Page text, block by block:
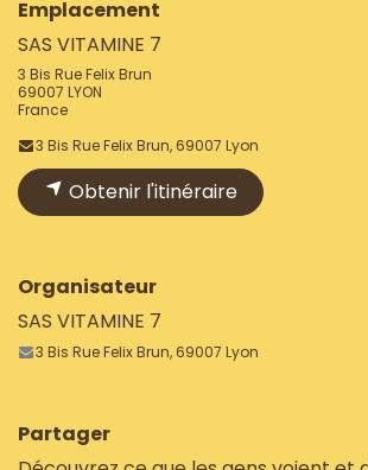
Emplacement
SAS VITAMINE 7
3 Bis Rue Felix Brun
69007 LYON
France
3 Bis Rue Felix Brun, 69007 Lyon
Obtenir l'itinéraire
Organisateur
SAS VITAMINE 7
3 Bis Rue Felix Brun, 69007 Lyon
Partager